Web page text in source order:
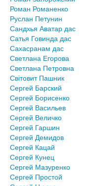
Роман Романенко
Руслан Петунин
Сандхья Аватар дас
Сатья Говинда дас
Сахасранам дас
Светлана Егорова
Светлана Петровна
Світовит Пашник
Сергей Барский
Сергей Борисенко
Сергей Васильев
Сергей Величко
Сергей Гаршин
Сергей Демидов
Сергей Кацай
Сергей Кунец
Сергей Мазуренко
Сергей Простой